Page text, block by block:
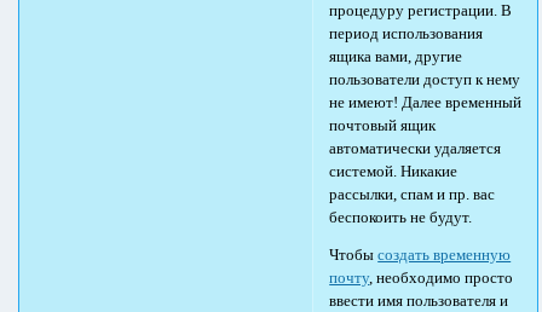
процедуру регистрации. В
период использования
ящика вами, другие
пользователи доступ к нему
не имеют! Далее временный
почтовый ящик
автоматически удаляется
системой. Никакие
рассылки, спам и пр. вас
беспокоить не будут.
Чтобысоздать временную
почту, необходимо просто
ввести имя пользователя и